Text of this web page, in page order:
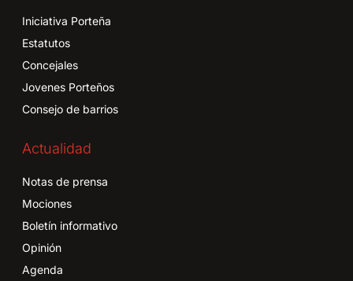
Iniciativa Porteña
Estatutos
Concejales
Jovenes Porteños
Consejo de barrios
Actualidad
Notas de prensa
Mociones
Boletín informativo
Opinión
Agenda